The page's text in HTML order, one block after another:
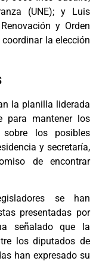
(UNE); y Luis
y Orden
coordinar la elección
la planilla liderada
para mantener los
los posibles
y secretaría,
de encontrar
se han
presentadas por
señalado que la
los diputados de
han expresado su